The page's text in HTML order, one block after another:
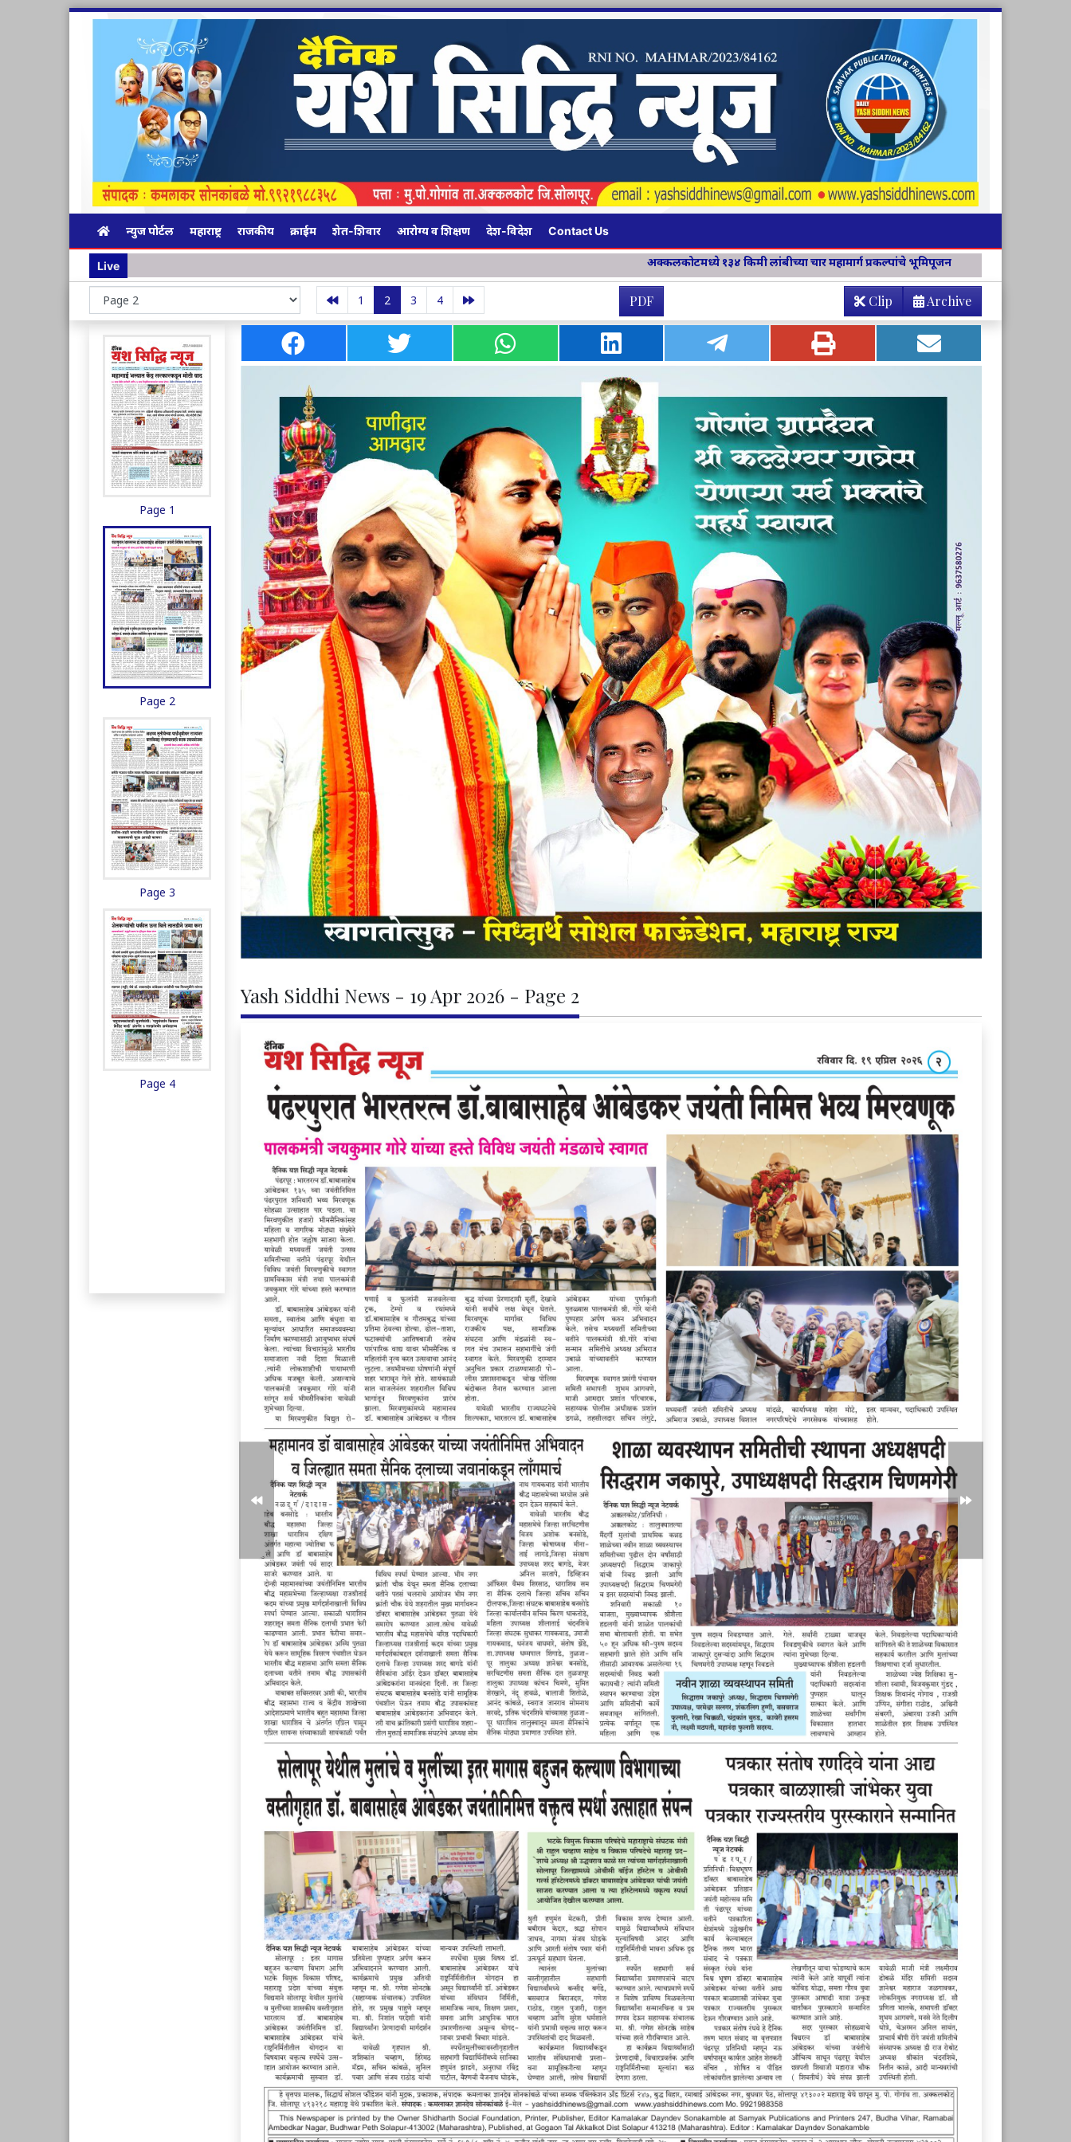
न्युज पोर्टल महाराष्ट्र राजकीय क्राईम शेत-शिवार आरोग्य व शिक्षण देश-विदेश Contact Us
Live अक्कलकोटमध्ये १३४ किमी लांबीच्या चार महामार्ग प्रकल्पांचे भूमिपूजन विवेक विचार मंच जिल्हा संयोजिकापदी अश्विनी
1 2 3 4 PDF Archive
Clip
Page 1
Page 2
Page 3
Page 4
Yash Siddhi News - 19 Apr 2026 - Page 2